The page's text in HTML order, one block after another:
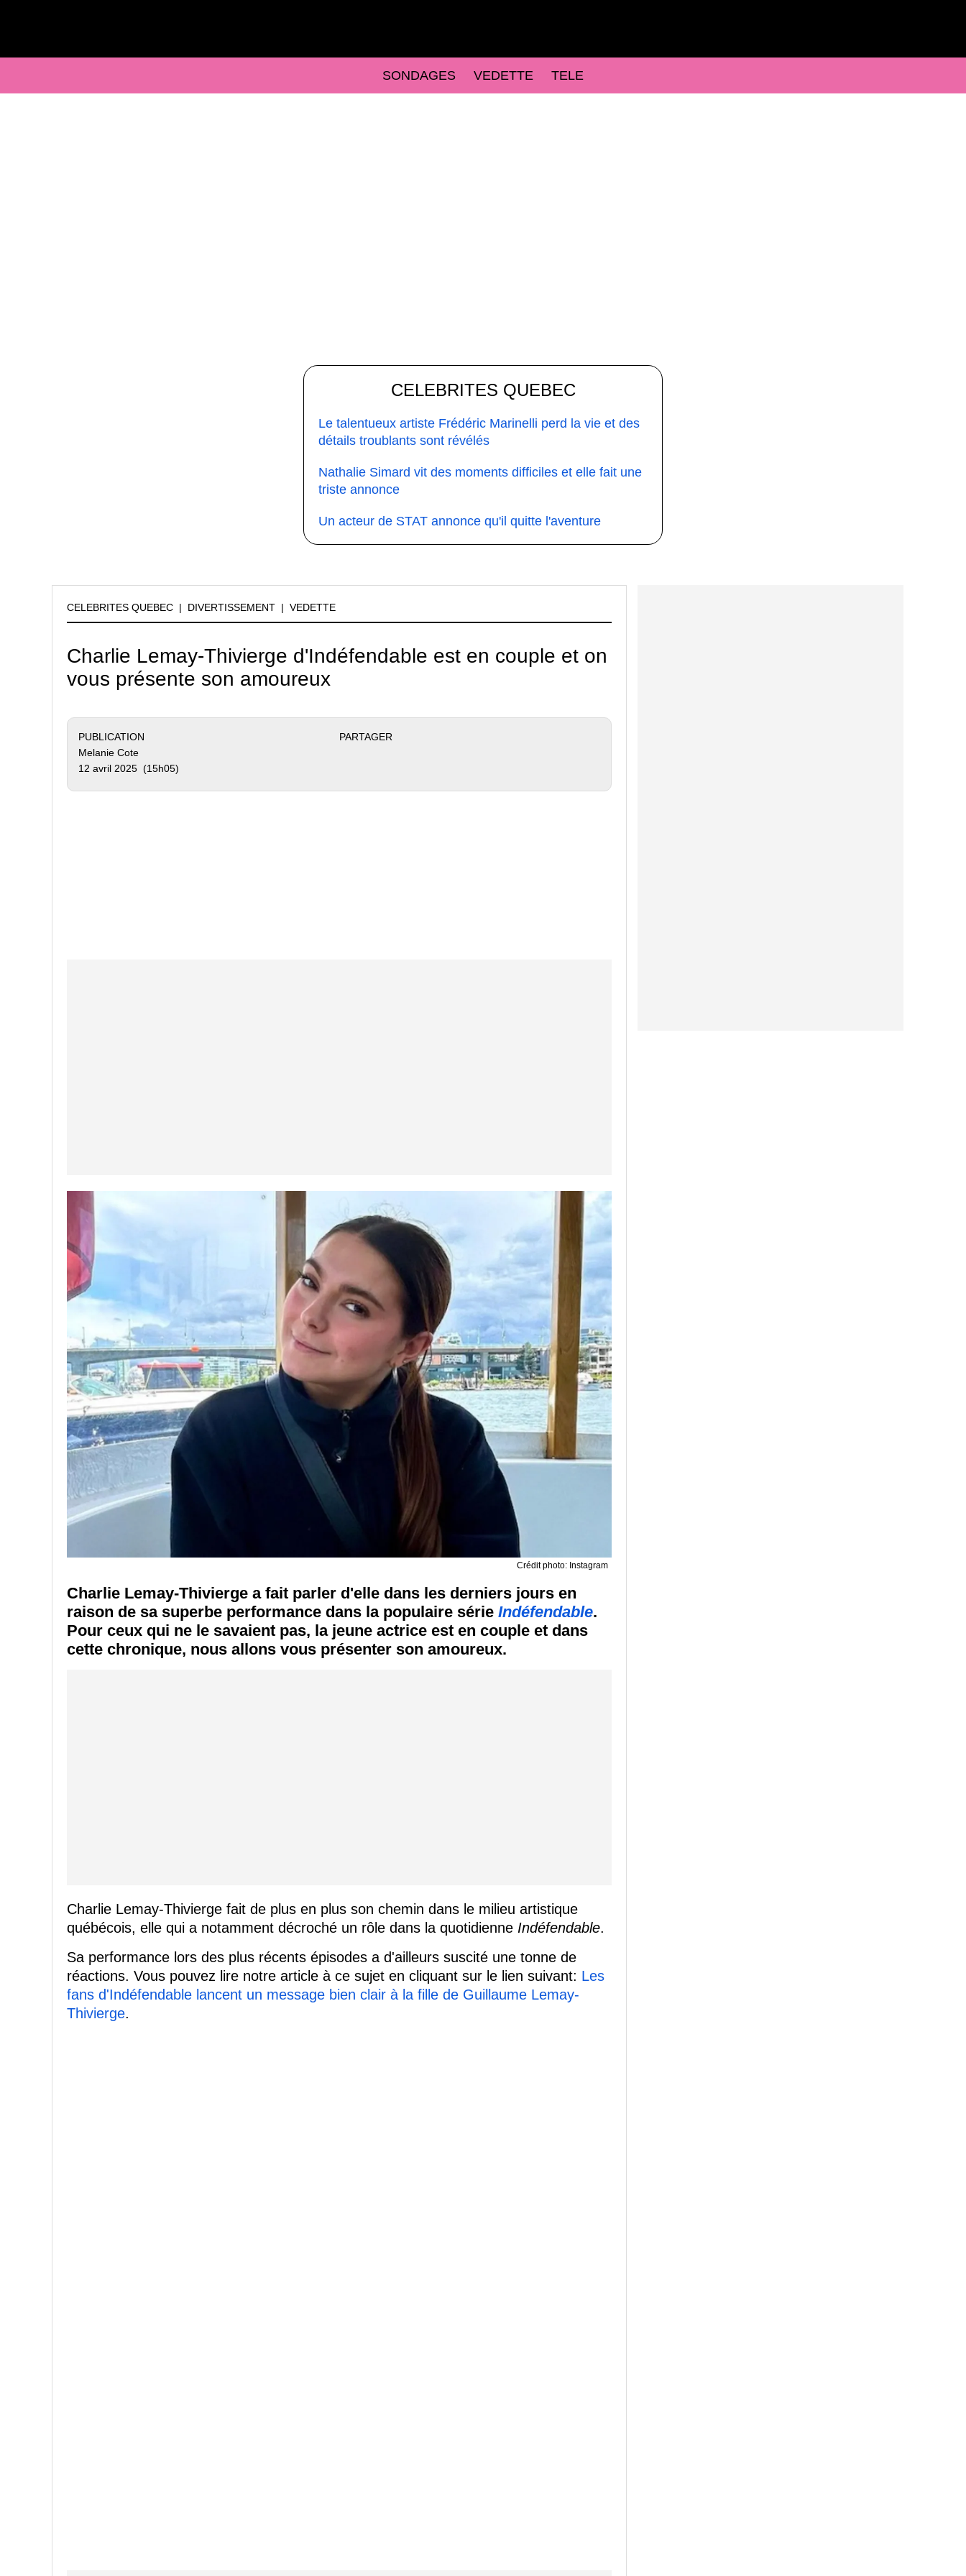
SONDAGES VEDETTE TELE
CELEBRITES QUEBEC
Le talentueux artiste Frédéric Marinelli perd la vie et des
détails troublants sont révélés
Nathalie Simard vit des moments difficiles et elle fait une
triste annonce
Un acteur de STAT annonce qu'il quitte l'aventure
CELEBRITES QUEBEC | DIVERTISSEMENT | VEDETTE
Charlie Lemay-Thivierge d'Indéfendable est en couple et on
vous présente son amoureux
PUBLICATION
Melanie Cote
12 avril 2025 (15h05)
PARTAGER
Crédit photo: Instagram
Charlie Lemay-Thivierge a fait parler d'elle dans les derniers jours en
raison de sa superbe performance dans la populaire série Indéfendable.
Pour ceux qui ne le savaient pas, la jeune actrice est en couple et dans
cette chronique, nous allons vous présenter son amoureux.
Charlie Lemay-Thivierge fait de plus en plus son chemin dans le milieu artistique
québécois, elle qui a notamment décroché un rôle dans la quotidienne Indéfendable.
Sa performance lors des plus récents épisodes a d'ailleurs suscité une tonne de
réactions. Vous pouvez lire notre article à ce sujet en cliquant sur le lien suivant: Les
fans d'Indéfendable lancent un message bien clair à la fille de Guillaume Lemay-
Thivierge.